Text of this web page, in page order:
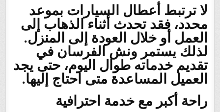
لا ترتبط أعطال السيارات بموعد
محدد، فقد تحدث أثناء الذهاب إلى
العمل أو خلال العودة إلى المنزل.
لذلك يستمر ونش الفرسان في
تقديم خدماته طوال اليوم، حتى يجد
العميل المساعدة متى احتاج إليها.
راحة أكبر مع خدمة احترافية